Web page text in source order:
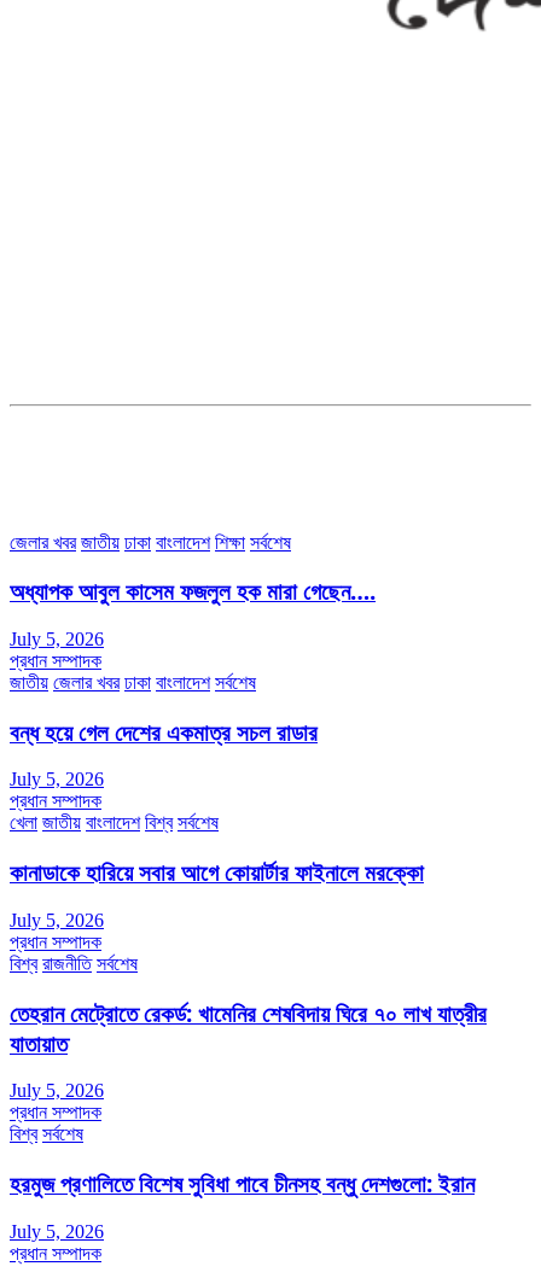
জেলার খবর জাতীয় ঢাকা বাংলাদেশ শিক্ষা সর্বশেষ
অধ্যাপক আবুল কাসেম ফজলুল হক মারা গেছেন….
July 5, 2026
প্রধান সম্পাদক
জাতীয় জেলার খবর ঢাকা বাংলাদেশ সর্বশেষ
বন্ধ হয়ে গেল দেশের একমাত্র সচল রাডার
July 5, 2026
প্রধান সম্পাদক
খেলা জাতীয় বাংলাদেশ বিশ্ব সর্বশেষ
কানাডাকে হারিয়ে সবার আগে কোয়ার্টার ফাইনালে মরক্কো
July 5, 2026
প্রধান সম্পাদক
বিশ্ব রাজনীতি সর্বশেষ
তেহরান মেট্রোতে রেকর্ড: খামেনির শেষবিদায় ঘিরে ৭০ লাখ যাত্রীর
যাতায়াত
July 5, 2026
প্রধান সম্পাদক
বিশ্ব সর্বশেষ
হরমুজ প্রণালিতে বিশেষ সুবিধা পাবে চীনসহ বন্ধু দেশগুলো: ইরান
July 5, 2026
প্রধান সম্পাদক